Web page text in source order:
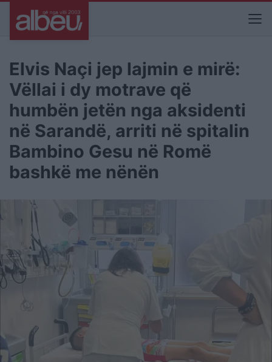
Elvis Naçi jep lajmin e mirë:
Vëllai i dy motrave që
humbën jetën nga aksidenti
në Sarandë, arriti në spitalin
Bambino Gesu në Romë
bashkë me nënën